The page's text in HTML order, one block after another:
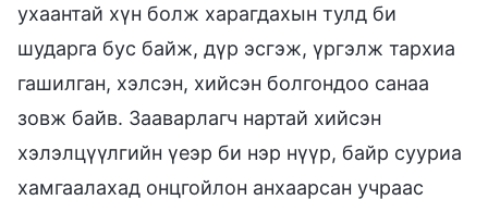
ухаантай хүн болж харагдахын тулд би
шударга бус байж, дүр эсгэж, үргэлж тархиа
гашилган, хэлсэн, хийсэн болгондоо санаа
зовж байв. Зааварлагч нартай хийсэн
хэлэлцүүлгийн үеэр би нэр нүүр, байр сууриа
хамгаалахад онцгойлон анхаарсан учраас